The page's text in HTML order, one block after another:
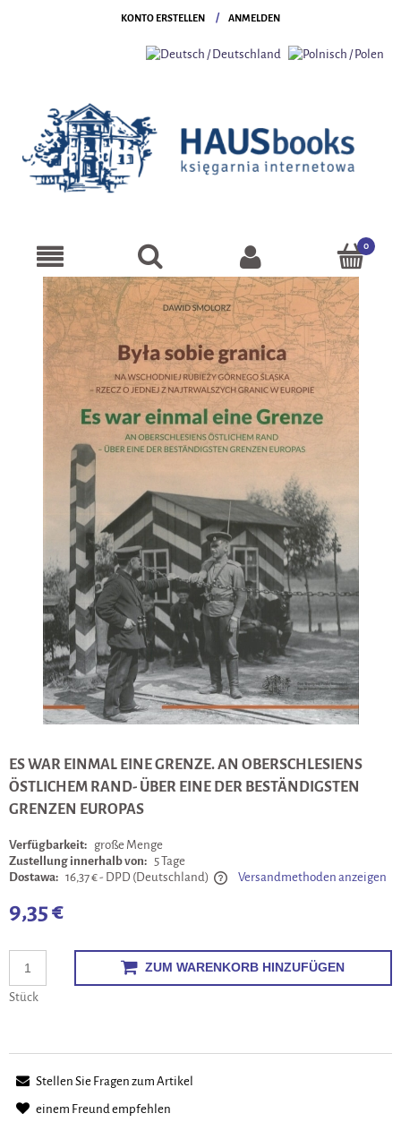
KONTO ERSTELLEN ANMELDEN
ES WAR EINMAL EINE GRENZE. AN OBERSCHLESIENS
ÖSTLICHEM RAND- ÜBER EINE DER BESTÄNDIGSTEN
GRENZEN EUROPAS
Verfügbarkeit: große Menge
Zustellung innerhalb von: 5 Tage
Dostawa: 16,37 €- DPD (Deutschland) Versandmethoden anzeigen
9,35 €
Stück
ZUM WARENKORB HINZUFÜGEN
Stellen Sie Fragen zum Artikel
einem Freund empfehlen